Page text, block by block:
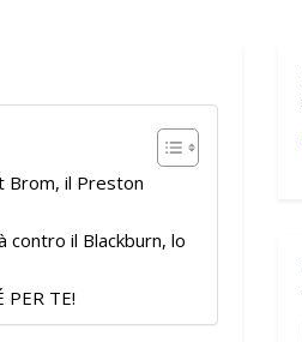
Brom, il Preston
contro il Blackburn, lo
PER TE!